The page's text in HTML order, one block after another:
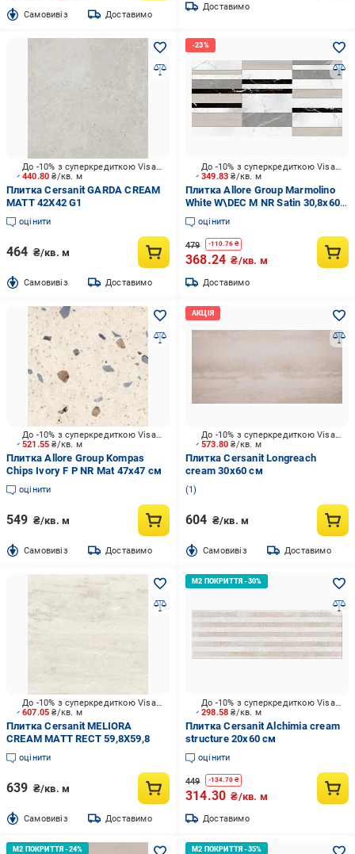
Cамовивіз Доставимо
Доставимо
440.80₴/кв. м
До -10% з суперкредиткою Visa Вигода
Плитка Cersanit GARDA CREAM
MATT 42X42 G1
оцінити
464 ₴/кв. м
Cамовивіз Доставимо
349.83₴/кв. м
До -10% з суперкредиткою Visa Вигода
Плитка Allore Group Marmolino
White W\DEC M NR Satin 30,8x60,8
см
оцінити
479 -110.76₴
368.24 ₴/кв. м
Доставимо
521.55₴/кв. м
До -10% з суперкредиткою Visa Вигода
Плитка Allore Group Kompas
Chips Ivory F P NR Mat 47x47 см
оцінити
549 ₴/кв. м
Cамовивіз Доставимо
573.80₴/кв. м
До -10% з суперкредиткою Visa Вигода
Плитка Cersanit Longreach
cream 30x60 см
1
604 ₴/кв. м
Cамовивіз Доставимо
607.05₴/кв. м
До -10% з суперкредиткою Visa Вигода
Плитка Cersanit MELIORA
CREAM MATT RECT 59,8X59,8
оцінити
639 ₴/кв. м
Cамовивіз Доставимо
298.58₴/кв. м
До -10% з суперкредиткою Visa Вигода
Плитка Cersanit Alchimia cream
structure 20x60 см
оцінити
449 -134.70₴
314.30 ₴/кв. м
Доставимо